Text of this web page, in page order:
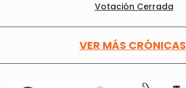
Votación Cerrada
VER MÁS CRÓNICAS